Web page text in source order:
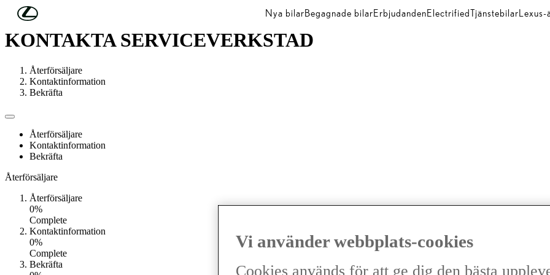
Hoppa till huvudinnehåll Nya bilarBegagnade bilarErbjudandenElectrifiedTjänstebilarLexus-
KONTAKTA SERVICEVERKSTAD
Återförsäljare
Kontaktinformation
Bekräfta
Återförsäljare
Kontaktinformation
Bekräfta
Återförsäljare
Återförsäljare
0%
Complete
Kontaktinformation
0%
Complete
Bekräfta
Vi använder webbplats-cookies
Cookies används för att ge dig den bästa